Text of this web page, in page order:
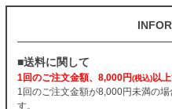
■送料に関して
1回のご注文金額、8,000円(税込)以
1回のご注文金額が8,000円未満の
す。